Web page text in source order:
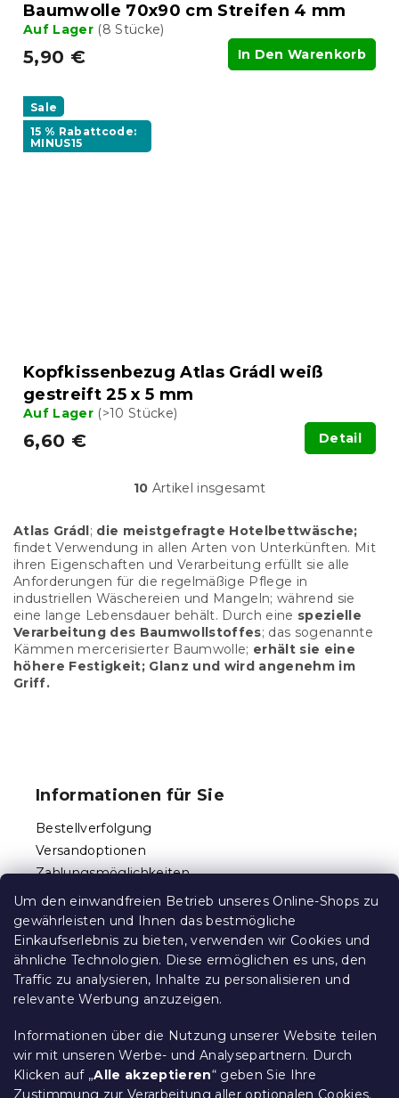
Um den einwandfreien Betrieb unseres Online-Shops zu
gewährleisten und Ihnen das bestmögliche
Einkaufserlebnis zu bieten, verwenden wir Cookies und
ähnliche Technologien. Diese ermöglichen es uns, den
Traffic zu analysieren, Inhalte zu personalisieren und
relevante Werbung anzuzeigen.
Informationen über die Nutzung unserer Website teilen
wir mit unseren Werbe- und Analysepartnern. Durch
Klicken auf „Alle akzeptieren“ geben Sie Ihre
Zustimmung zur Verarbeitung aller optionalen Cookies.
Baumwolle 70x90 cm Streifen 4 mm
Auf Lager (8 Stücke)
5,90 € In Den Warenkorb
Sale
15 % Rabattcode:
MINUS15
Kopfkissenbezug Atlas Grádl weiß
gestreift 25 x 5 mm
Auf Lager (>10 Stücke)
6,60 € Detail
S
e
u
e
r
e
l
e
m
e
i
10 Artikel insgesamt
Atlas Grádl; die meistgefragte Hotelbettwäsche;
findet Verwendung in allen Arten von Unterkünften. Mit
ihren Eigenschaften und Verarbeitung erfüllt sie alle
Anforderungen für die regelmäßige Pflege in
industriellen Wäschereien und Mangeln; während sie
eine lange Lebensdauer behält. Durch eine spezielle
Verarbeitung des Baumwollstoffes; das sogenannte
Kämmen mercerisierter Baumwolle; erhält sie eine
höhere Festigkeit; Glanz und wird angenehm im
Griff.
e
Informationen für Sie
Bestellverfolgung
Versandoptionen
Zahlungsmöglichkeiten
Reklamationen und Rücksendungen
Kontakt
Allgemeine Geschäftsbedingungen
Datenschutz
Ethischer Kodex
Für Partner
Impressum